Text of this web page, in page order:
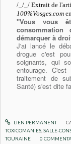
/_/_/ Extrait de
100%Vosges.com
"Vous vous
démarquer à
J'ai lancé le
drogue c'est
soignants, qui
entourage.
traitement de
Santé) s'est dite
LIEN PERMANENT
TOXICOMANIES ,SALLE-
TOURAINE
0